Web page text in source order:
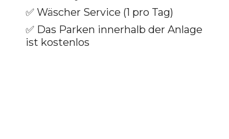
✅ Wäscher Service (1 pro Tag)
✅ Das Parken innerhalb der Anlage
ist kostenlos